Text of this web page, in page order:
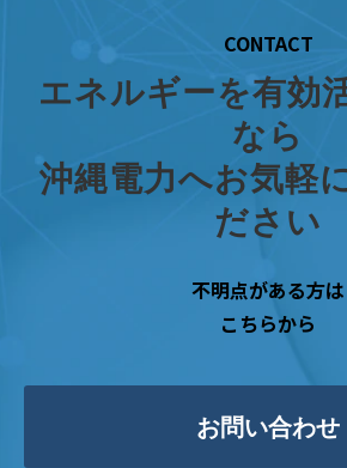
CONTACT
エネルギーを有効
なら
沖縄電力へお気軽
ださい
不明点がある方は
こちらから
お問い合わせ